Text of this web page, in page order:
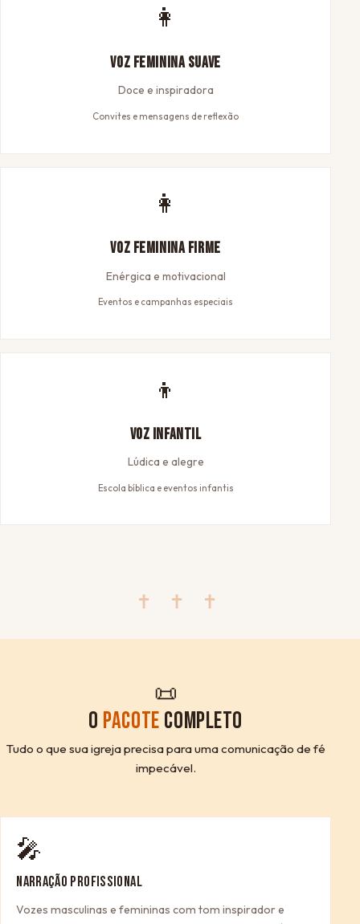
👩
Voz Feminina Suave
Doce e inspiradora
Convites e mensagens de reflexão
👩
Voz Feminina Firme
Enérgica e motivacional
Eventos e campanhas especiais
👦
Voz Infantil
Lúdica e alegre
Escola bíblica e eventos infantis
✝ ✝ ✝
📜
O PACOTE COMPLETO
Tudo o que sua igreja precisa para uma comunicação de fé
impecável.
🎤
NARRAÇÃO PROFISSIONAL
Vozes masculinas e femininas com tom inspirador e